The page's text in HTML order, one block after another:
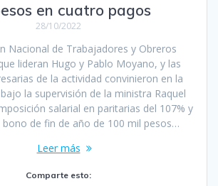
en cuatro pagos
28/10/2022
Nacional de Trabajadores y Obreros
lideran Hugo y Pablo Moyano, y las
de la actividad convinieron en la
la supervisión de la ministra Raquel
salarial en paritarias del 107% y
bono de fin de año de 100 mil pesos…
Leer más
Comparte esto: